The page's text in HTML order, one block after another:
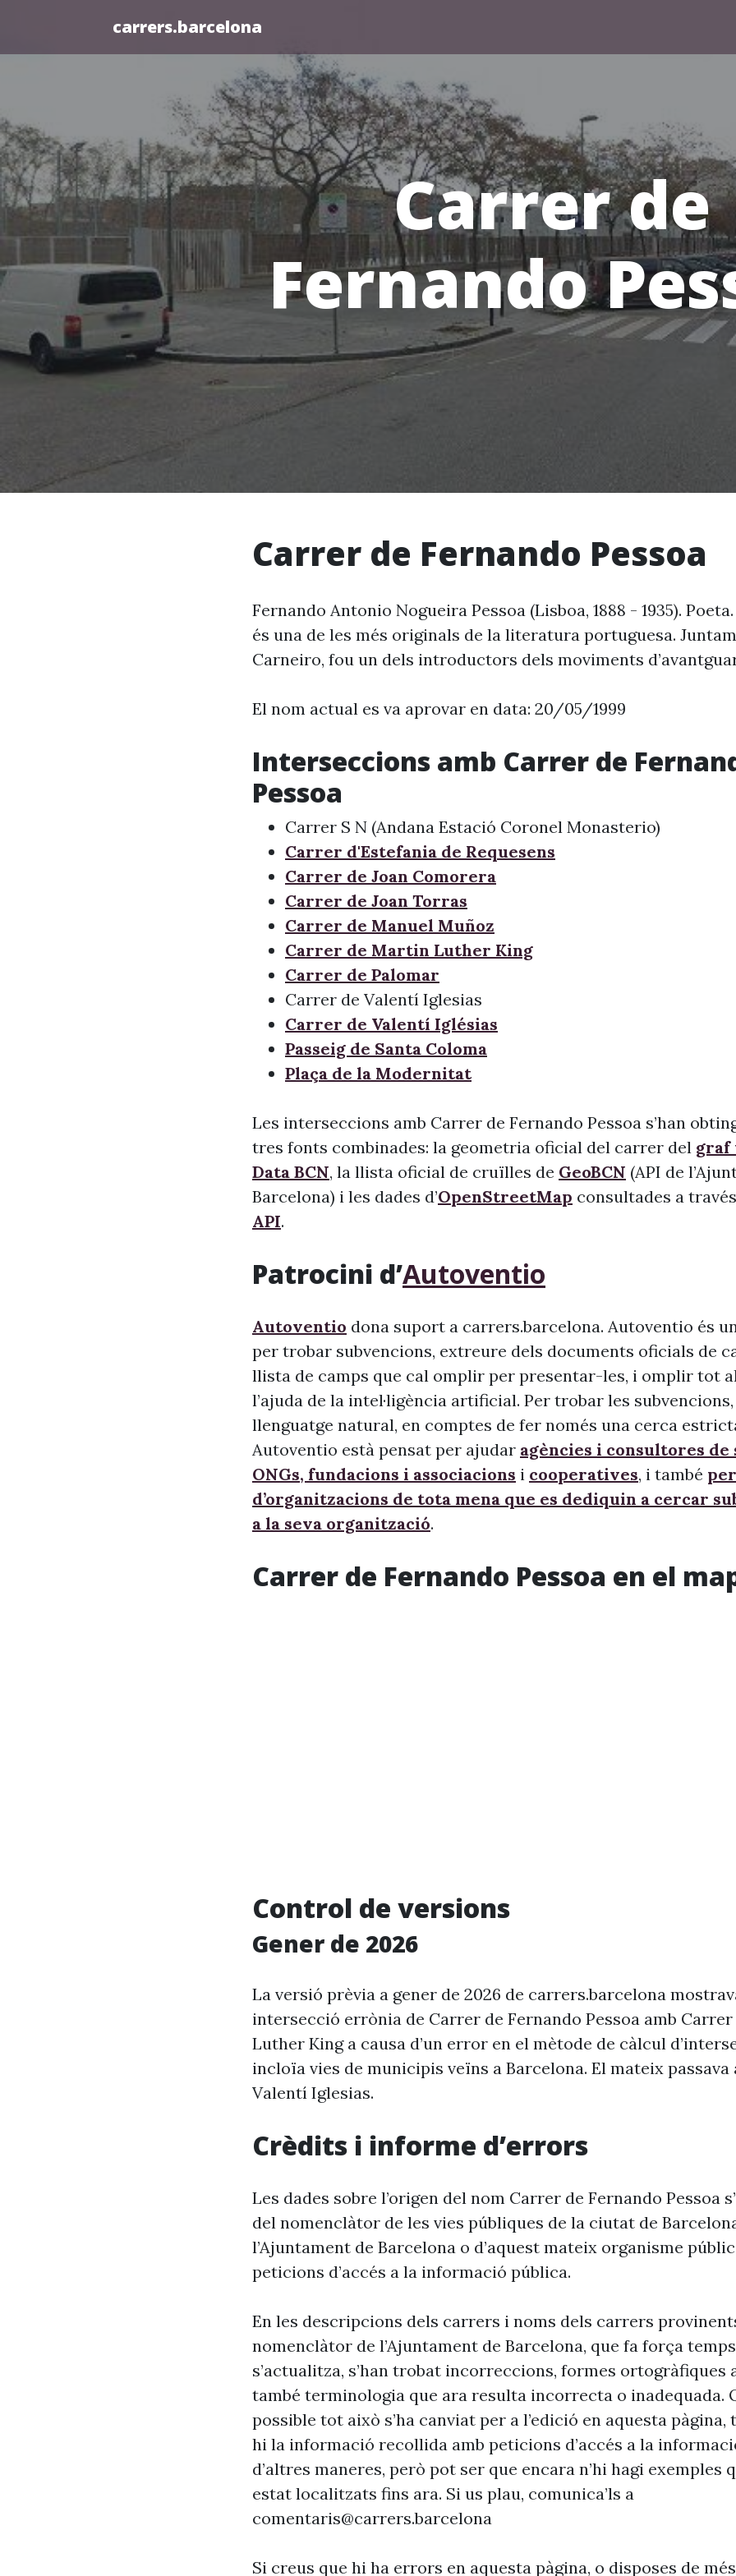
carrers.barcelona
Carrer de
Fernando
Carrer de Fernando Pessoa
Fernando Antonio Nogueira Pessoa (Lisboa, 1888 - 1935).
és una de les més originals de la literatura portuguesa.
Carneiro, fou un dels introductors dels moviments
El nom actual es va aprovar en data: 20/05/1999
Interseccions amb Carrer de
Pessoa
Carrer S N (Andana Estació Coronel Monasterio)
Carrer d'Estefania de Requesens
Carrer de Joan Comorera
Carrer de Joan Torras
Carrer de Manuel Muñoz
Carrer de Martin Luther King
Carrer de Palomar
Carrer de Valentí Iglesias
Carrer de Valentí Iglésias
Passeig de Santa Coloma
Plaça de la Modernitat
Les interseccions amb Carrer de Fernando Pessoa s’han
tres fonts combinades: la geometria oficial del carrer del graf
Data BCN, la llista oficial de cruïlles de GeoBCN (API de
Barcelona) i les dades d’OpenStreetMap consultades a través
API.
Patrocini d’Autoventio
Autoventio dona suport a carrers.barcelona. Autoventio és
per trobar subvencions, extreure dels documents oficials de
llista de camps que cal omplir per presentar-les, i omplir tot
l’ajuda de la intel·ligència artificial. Per trobar les
llenguatge natural, en comptes de fer només una cerca
Autoventio està pensat per ajudar agències i consultores de
ONGs, fundacions i associacions i cooperatives, i també
d’organitzacions de tota mena que es dediquin a cercar
a la seva organització.
Carrer de Fernando Pessoa en el
Control de versions
Gener de 2026
La versió prèvia a gener de 2026 de carrers.barcelona
intersecció errònia de Carrer de Fernando Pessoa amb
Luther King a causa d’un error en el mètode de càlcul
incloïa vies de municipis veïns a Barcelona. El mateix passava
Valentí Iglesias.
Crèdits i informe d’errors
Les dades sobre l’origen del nom Carrer de Fernando Pessoa
del nomenclàtor de les vies públiques de la ciutat de
l’Ajuntament de Barcelona o d’aquest mateix organisme
peticions d’accés a la informació pública.
En les descripcions dels carrers i noms dels carrers
nomenclàtor de l’Ajuntament de Barcelona, que fa força
s’actualitza, s’han trobat incorreccions, formes ortogràfiques
també terminologia que ara resulta incorrecta o inadequada.
possible tot això s’ha canviat per a l’edició en aquesta
hi la informació recollida amb peticions d’accés a la
d’altres maneres, però pot ser que encara n’hi hagi exemples
estat localitzats fins ara. Si us plau, comunica’ls a
comentaris@carrers.barcelona
Si creus que hi ha errors en aquesta pàgina, o disposes de